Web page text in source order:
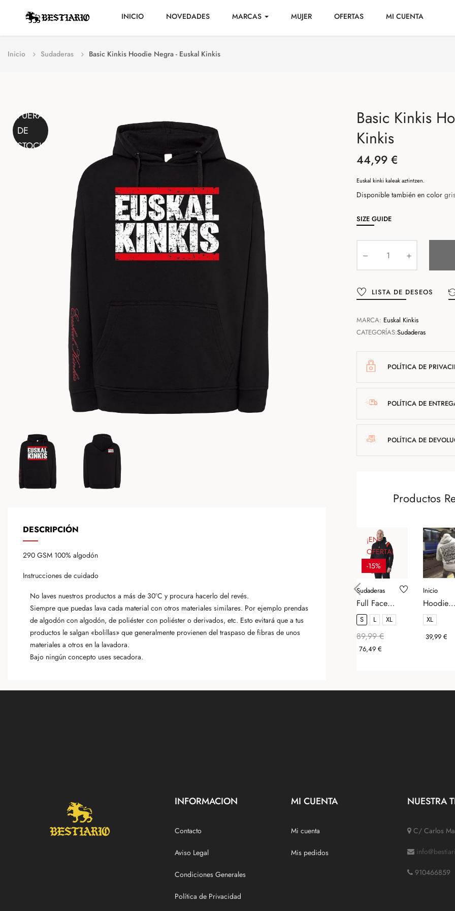
INICIO NOVEDADES MARCAS MUJER OFERTAS MI CUENTA
Inicio Sudaderas Basic Kinkis Hoodie Negra - Euskal Kinkis
FUERA
DE
STOCK
DESCRIPCIÓN
290 GSM 100% algodón
Instrucciones de cuidado
No laves nuestros productos a más de 30ºC y procura hacerlo del revés.
Siempre que puedas lava cada material con otros materiales similares. Por ejemplo prendas
de algodón con algodón, de poliéster con poliéster o derivados, etc. Esto evitará que a tus
productos le salgan «bolillas» que generalmente provienen del traspaso de fibras de unos
materiales a otros en la lavadora.
Bajo ningún concepto uses secadora.
Basic Kinkis
Kinkis
44,99 €
Euskal kinki kaleak aztintzen.
Disponible también en color
SIZE GUIDE
LISTA DE DESEOS
MARCA: Euskal Kinkis
CATEGORÍAS:Sudaderas
POLÍTICA DE
POLÍTICA DE
POLÍTICA DE
Productos
¡EN
OFERTA!
-15%
Sudaderas
Full Face
Hoodie
"Terrace
Soul" -
PgWear
S L
XL
Precio
Regular
89,99 €Precio
76,49 €
Inicio
Hoodie
Broken
Dreams -
Proscritos
XL
Precio
39,99 €
‹
INFORMACION
Contacto
Aviso Legal
Condiciones Generales
Política de Privacidad
MI CUENTA
Mi cuenta
Mis pedidos
NUESTRA
C/ Carlos
910466859